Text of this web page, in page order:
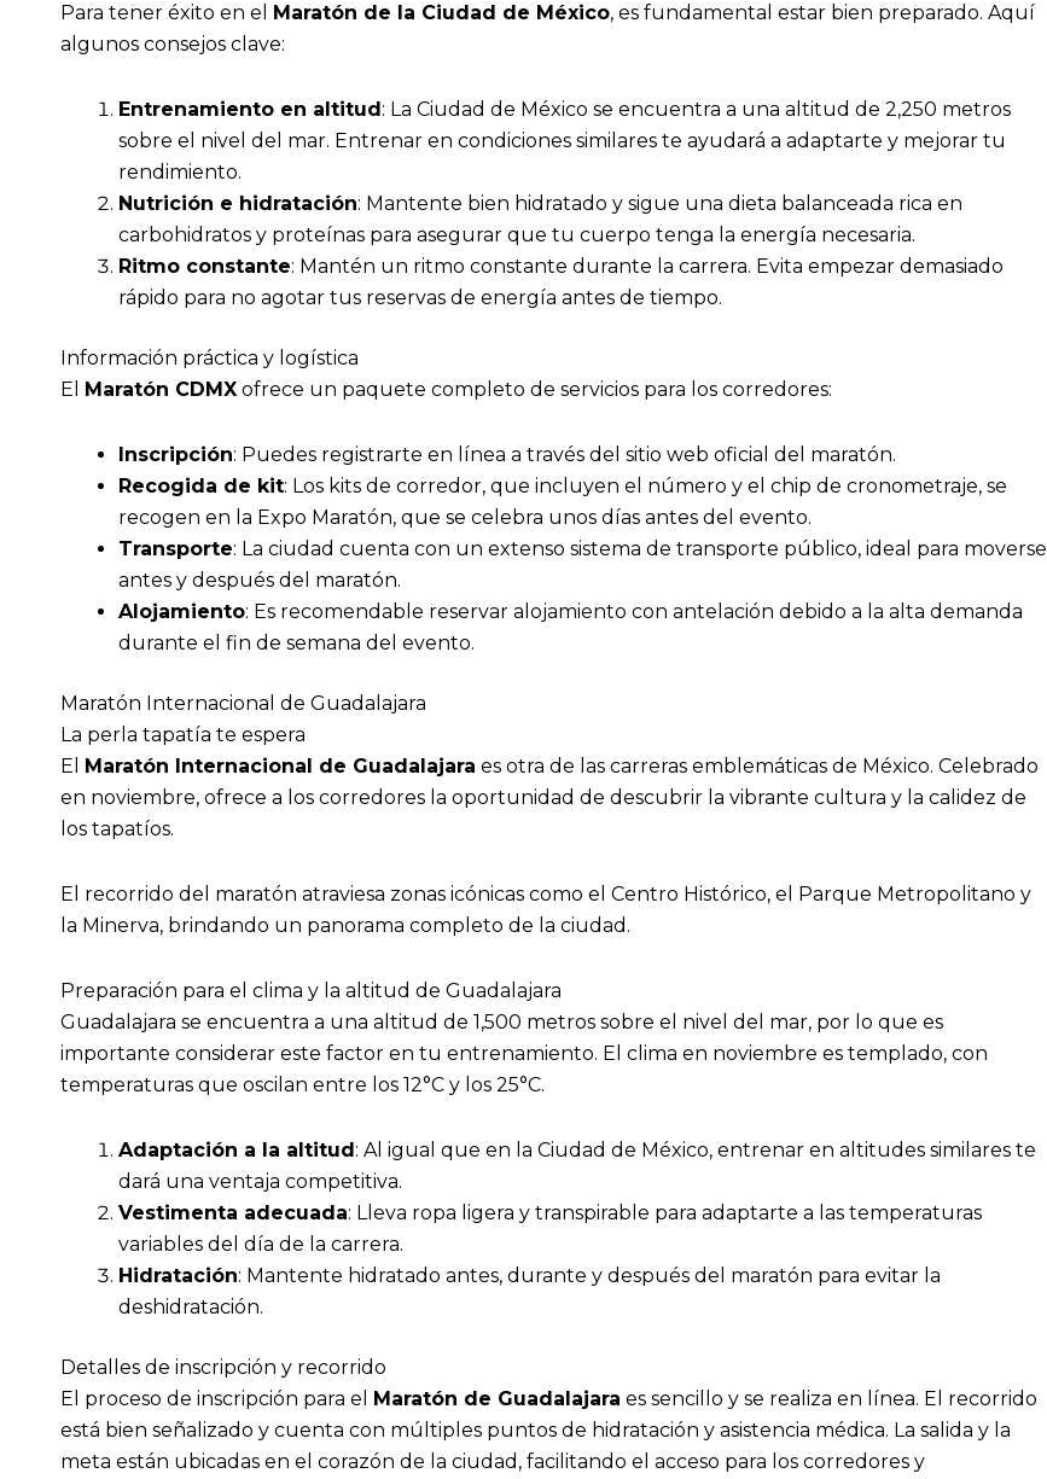
Para tener éxito en el Maratón de la Ciudad de México, es fundamental estar bien preparado. Aquí
algunos consejos clave:
Entrenamiento en altitud: La Ciudad de México se encuentra a una altitud de 2,250 metros
sobre el nivel del mar. Entrenar en condiciones similares te ayudará a adaptarte y mejorar tu
rendimiento.
Nutrición e hidratación: Mantente bien hidratado y sigue una dieta balanceada rica en
carbohidratos y proteínas para asegurar que tu cuerpo tenga la energía necesaria.
Ritmo constante: Mantén un ritmo constante durante la carrera. Evita empezar demasiado
rápido para no agotar tus reservas de energía antes de tiempo.
Información práctica y logística
El Maratón CDMX ofrece un paquete completo de servicios para los corredores:
Inscripción: Puedes registrarte en línea a través del sitio web oficial del maratón.
Recogida de kit: Los kits de corredor, que incluyen el número y el chip de cronometraje, se
recogen en la Expo Maratón, que se celebra unos días antes del evento.
Transporte: La ciudad cuenta con un extenso sistema de transporte público, ideal para moverse
antes y después del maratón.
Alojamiento: Es recomendable reservar alojamiento con antelación debido a la alta demanda
durante el fin de semana del evento.
Maratón Internacional de Guadalajara
La perla tapatía te espera
El Maratón Internacional de Guadalajara es otra de las carreras emblemáticas de México. Celebrado
en noviembre, ofrece a los corredores la oportunidad de descubrir la vibrante cultura y la calidez de
los tapatíos.
El recorrido del maratón atraviesa zonas icónicas como el Centro Histórico, el Parque Metropolitano y
la Minerva, brindando un panorama completo de la ciudad.
Preparación para el clima y la altitud de Guadalajara
Guadalajara se encuentra a una altitud de 1,500 metros sobre el nivel del mar, por lo que es
importante considerar este factor en tu entrenamiento. El clima en noviembre es templado, con
temperaturas que oscilan entre los 12°C y los 25°C.
Adaptación a la altitud: Al igual que en la Ciudad de México, entrenar en altitudes similares te
dará una ventaja competitiva.
Vestimenta adecuada: Lleva ropa ligera y transpirable para adaptarte a las temperaturas
variables del día de la carrera.
Hidratación: Mantente hidratado antes, durante y después del maratón para evitar la
deshidratación.
Detalles de inscripción y recorrido
El proceso de inscripción para el Maratón de Guadalajara es sencillo y se realiza en línea. El recorrido
está bien señalizado y cuenta con múltiples puntos de hidratación y asistencia médica. La salida y la
meta están ubicadas en el corazón de la ciudad, facilitando el acceso para los corredores y